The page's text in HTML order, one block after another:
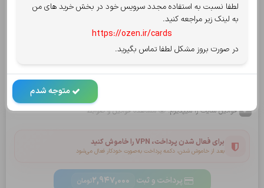
پرداخت از درگاه
قوانین سایت را میپذیرم. مشاهده قوانین و ضوابط
برای فعال شدن پرداخت، VPN را خاموش کنید
بعد از خاموش شدن، دکمه پرداخت به‌صورت خودکار فعال می‌شود
پرداخت و ثبت 2,947,000تومان
لطفا نسبت به استفاده مجدد سرویس خود در بخش خرید های من
به لینک زیر مراجعه کنید.
https://ozen.ir/cards
در صورت بروز مشکل لطفا تماس بگیرید.
متوجه شدم